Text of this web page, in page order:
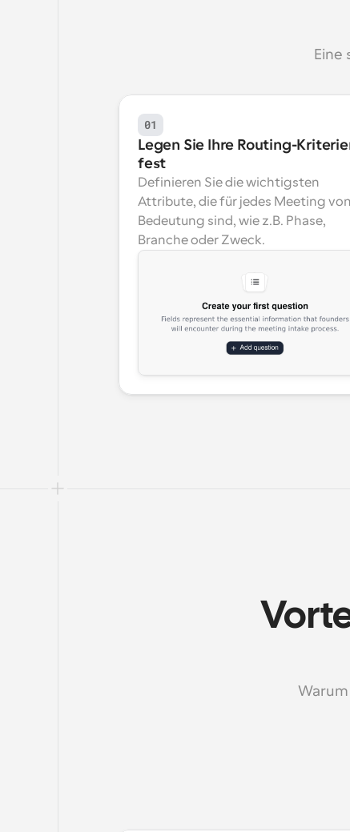
01
Legen Sie Ihre Routing-
fest
Definieren Sie die wichtigsten
Attribute, die für jedes Meeting von
Bedeutung sind, wie z.B. Phase,
Branche oder Zweck.